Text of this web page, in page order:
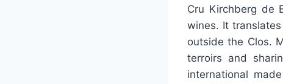
Cru Kirchberg de
wines. It
outside the Clos.
terroirs and
international